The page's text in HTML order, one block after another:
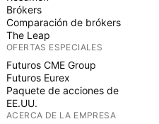
Brókers
Comparación de brókers
The Leap
OFERTAS ESPECIALES
Futuros CME Group
Futuros Eurex
Paquete de acciones de
EE.UU.
ACERCA DE LA EMPRESA